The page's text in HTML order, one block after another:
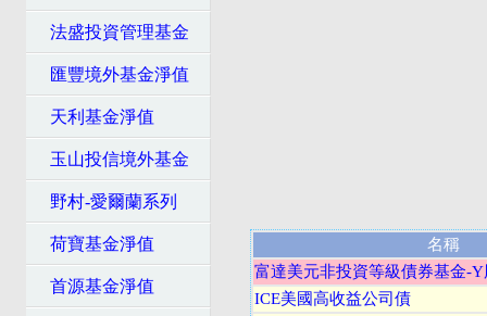
法盛投資管理基金
匯豐境外基金淨值
天利基金淨值
玉山投信境外基金
野村-愛爾蘭系列
荷寶基金淨值
首源基金淨值
名稱
富達美元非投資等級債券基金-Y
ICE美國高收益公司債